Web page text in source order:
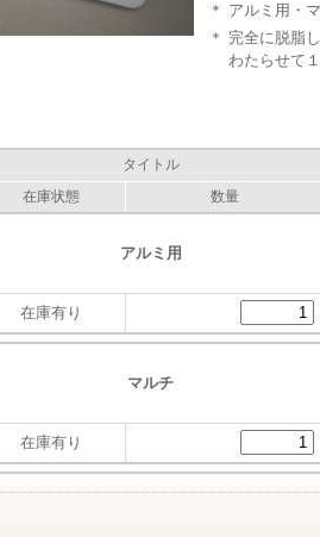
＊ アルミ用・
＊ 完全に脱脂
わたらせて
タイトル
在庫状態 数量
アルミ用
在庫有り
マルチ
在庫有り